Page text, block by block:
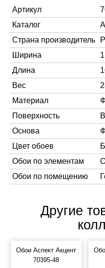
Артикул
Каталог
Страна производитель
Ширина
Длина
Вес
Материал
Поверхность
Основа
Цвет обоев
Обои по элементам
Обои по помещению
Другие
Обои Аспект Акцент
70395-48